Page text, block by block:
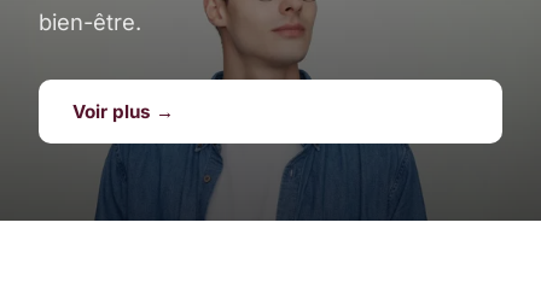
bien-être.
Voir plus →